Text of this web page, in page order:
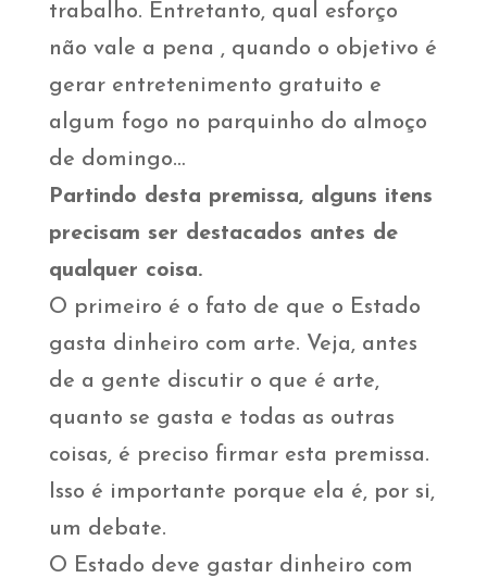
trabalho. Entretanto, qual esforço
não vale a pena , quando o objetivo é
gerar entretenimento gratuito e
algum fogo no parquinho do almoço
de domingo…
Partindo desta premissa, alguns itens
precisam ser destacados antes de
qualquer coisa.
O primeiro é o fato de que o Estado
gasta dinheiro com arte. Veja, antes
de a gente discutir o que é arte,
quanto se gasta e todas as outras
coisas, é preciso firmar esta premissa.
Isso é importante porque ela é, por si,
um debate.
O Estado deve gastar dinheiro com